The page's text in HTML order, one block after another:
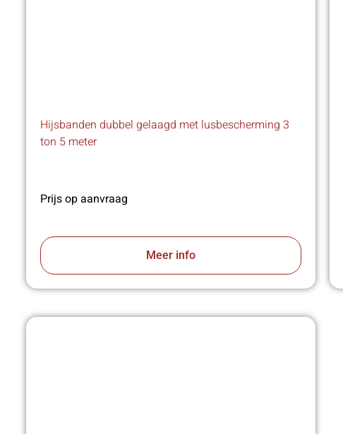
Hijsbanden dubbel gelaagd met lusbescherming 3
ton 5 meter
Prijs op aanvraag
Meer info